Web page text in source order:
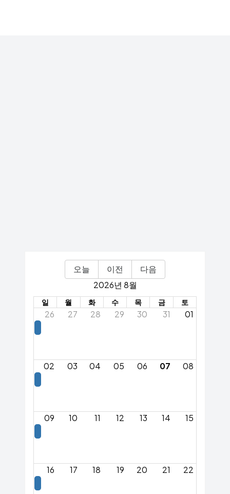
오늘 이전
다음
2026년 8월
일 월 화 수 목 금 토
26 27 28 29 30 31 01
02 03 04 05 06 07 08
09 10 11 12 13 14 15
16 17 18 19 20 21 22